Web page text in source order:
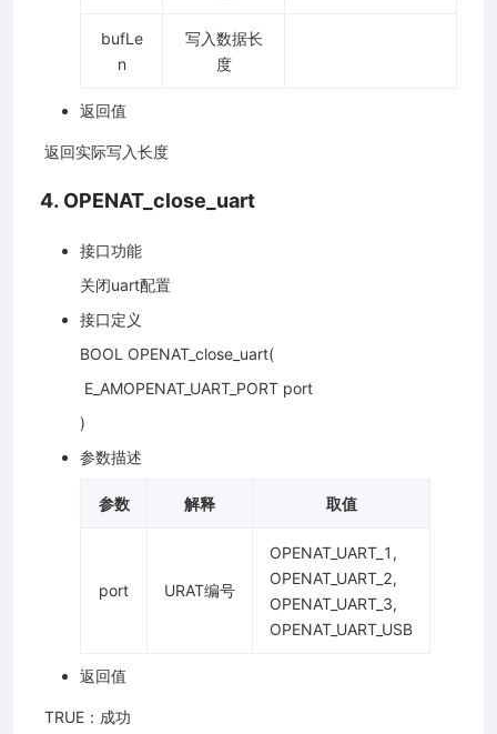
bufLe
n
写入数据长
度
返回值
​ 返回实际写入长度
4. OPENAT_close_uart
接口功能
关闭uart配置
接口定义
BOOL OPENAT_close_uart(
​ E_AMOPENAT_UART_PORT port
)
参数描述
参数 解释 取值
port URAT编号
OPENAT_UART_1,
OPENAT_UART_2,
OPENAT_UART_3,
OPENAT_UART_USB
返回值
​ TRUE：成功